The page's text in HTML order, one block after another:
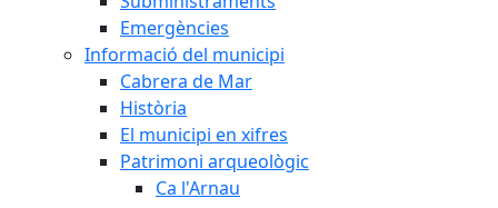
Emergències
Informació del municipi
Cabrera de Mar
Història
El municipi en xifres
Patrimoni arqueològic
Ca l'Arnau